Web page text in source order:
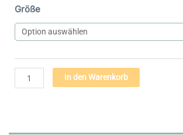
Größe
Engel
Trostes
(10)
-
Premium
Poster
In den Warenkorb